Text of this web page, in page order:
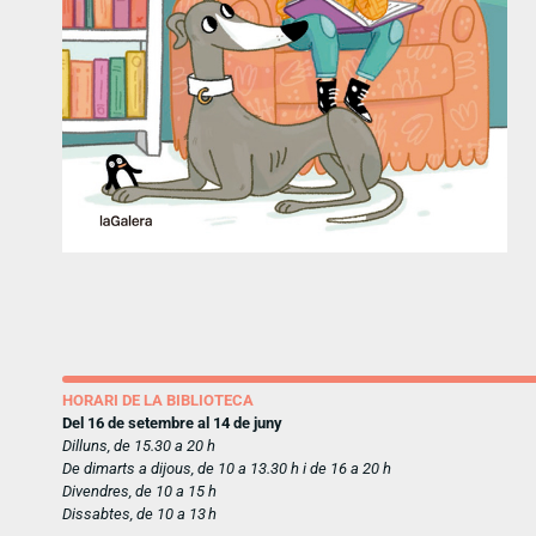
HORARI DE LA BIBLIOTECA
Del 16 de setembre al 14 de juny
Dilluns, de 15.30 a 20 h
De dimarts a dijous, de 10 a 13.30 h i de 16 a 20 h
Divendres, de 10 a 15 h
Dissabtes, de 10 a 13 h